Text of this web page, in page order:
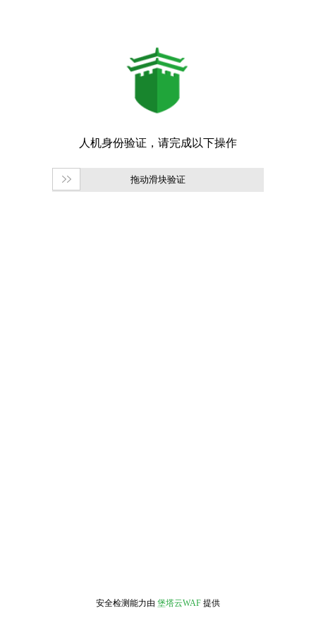
拖动滑块验证
安全检测能力由 堡塔云WAF 提供